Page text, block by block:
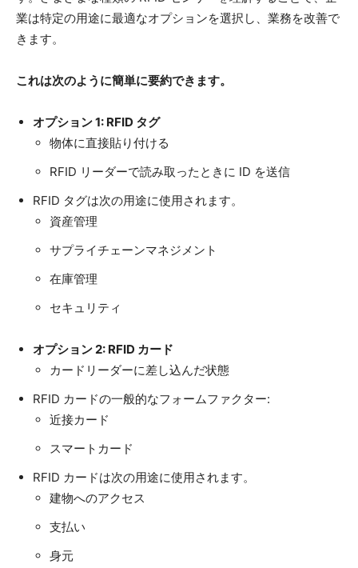
業は特定の用途に最適なオプションを選択し、業務を改善で
きます。
これは次のように簡単に要約できます。
オプション 1: RFID タグ
物体に直接貼り付ける
RFID リーダーで読み取ったときに ID を送信
RFID タグは次の用途に使用されます。
資産管理
サプライチェーンマネジメント
在庫管理
セキュリティ
オプション 2: RFID カード
カードリーダーに差し込んだ状態
RFID カードの一般的なフォームファクター:
近接カード
スマートカード
RFID カードは次の用途に使用されます。
建物へのアクセス
支払い
身元